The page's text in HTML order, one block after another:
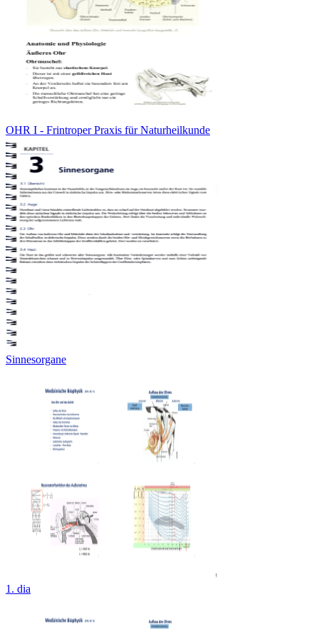
OHR I - Frintroper Praxis für Naturheilkunde
Sinnesorgane
1. dia